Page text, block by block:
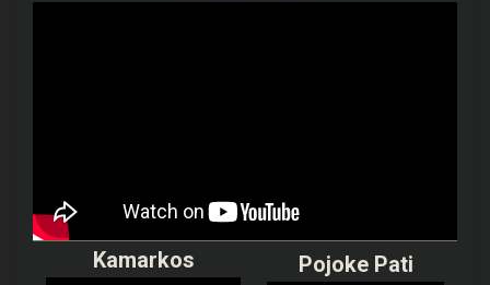
Kamarkos Pojoke Pati